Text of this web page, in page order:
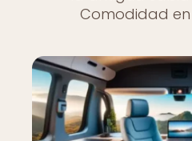
Comodidad